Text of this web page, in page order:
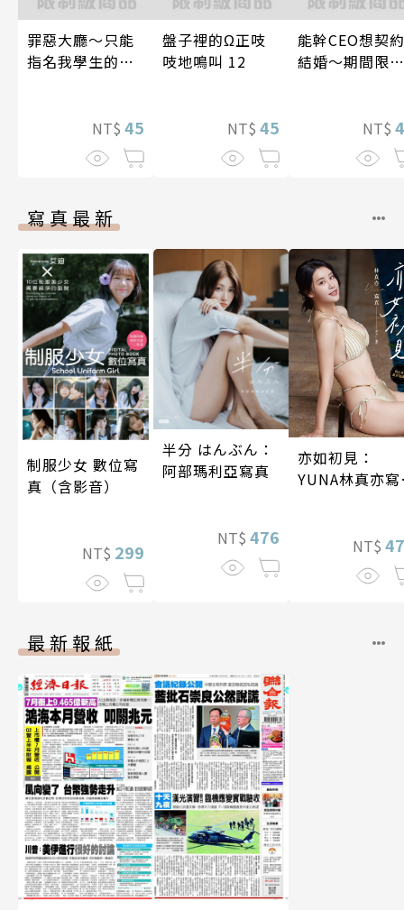
罪惡大廳～只能
指名我學生的店
NT$ 45
盤子裡的Ω正吱
吱地鳴叫 12
NT$ 45
能幹CEO想契約
結婚～期間限定
NT$
寫真最新
制服少女 數位寫
真（含影音）
NT$ 299
半分 はんぶん：
阿部瑪利亞寫真
NT$ 476
亦如初見：
YUNA林真亦寫
NT$
最新報紙